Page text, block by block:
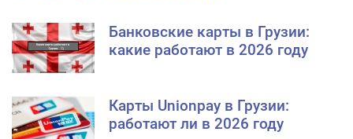
Банковские карты в Грузии:
какие работают в 2026 году
Карты Unionpay в Грузии:
работают ли в 2026 году